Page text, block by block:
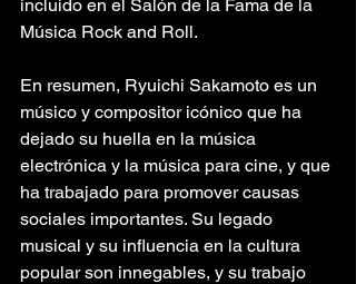
incluido en el Salón de la Fama de la
Música Rock and Roll.
En resumen, Ryuichi Sakamoto es un
músico y compositor icónico que ha
dejado su huella en la música
electrónica y la música para cine, y que
ha trabajado para promover causas
sociales importantes. Su legado
musical y su influencia en la cultura
popular son innegables, y su trabajo